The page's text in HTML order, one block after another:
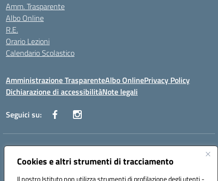
Cookies e altri strumenti di tracciamento
Il nostro Istituto non utilizza strumenti di profilazione degli utenti -
Amm. Trasparente
Albo Online
R.E.
Orario Lezioni
Calendario Scolastico
Amministrazione TrasparenteAlbo OnlinePrivacy Policy
Dichiarazione di accessibilitàNote legali
Seguici su:
Indirizzo:Via Vecchini n. 2, Ancona 60123 - Via M. Marini n. 33, Ancona
60129
Posta elettronica certificata (PEC):anis01200g@pec.istruzione.it